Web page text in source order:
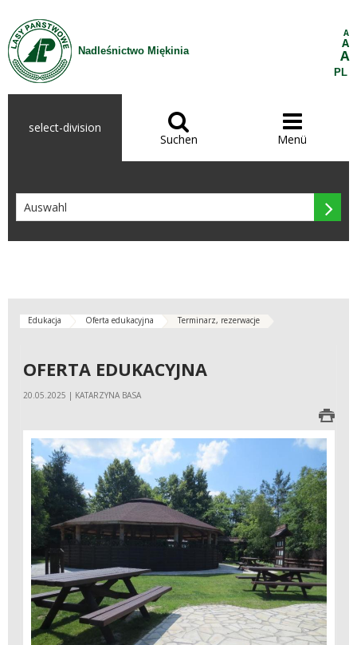
Zum Inhalt wechseln
Nadleśnictwo Miękinia
A
A
A
PL
select-division 
Suchen

Menü

Edukacja Oferta edukacyjna Terminarz, rezerwacje
OFERTA EDUKACYJNA
20.05.2025 | KATARZYNA BASA